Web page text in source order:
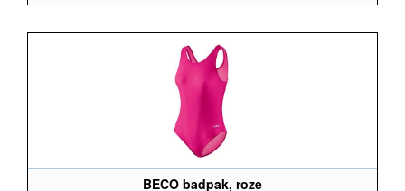
BECO badpak, roze